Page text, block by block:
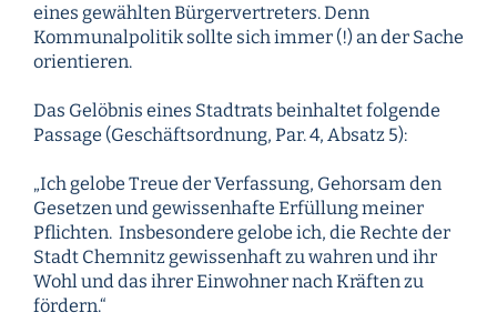
eines gewählten Bürgervertreters. Denn
Kommunalpolitik sollte sich immer (!) an der Sache
orientieren.
Das Gelöbnis eines Stadtrats beinhaltet folgende
Passage (Geschäftsordnung, Par. 4, Absatz 5):
„Ich gelobe Treue der Verfassung, Gehorsam den
Gesetzen und gewissenhafte Erfüllung meiner
Pflichten. Insbesondere gelobe ich, die Rechte der
Stadt Chemnitz gewissenhaft zu wahren und ihr
Wohl und das ihrer Einwohner nach Kräften zu
fördern.“